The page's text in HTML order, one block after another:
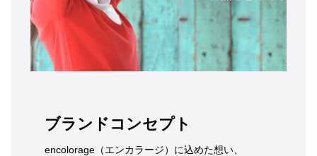
ブランドコンセプト
encolorage（エンカラージ）に込めた想い、